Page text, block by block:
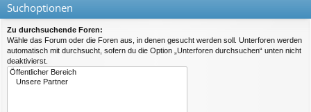
Suchoptionen
Zu durchsuchende Foren:
Wähle das Forum oder die Foren aus, in denen gesucht werden soll. Unterforen werden
automatisch mit durchsucht, sofern du die Option „Unterforen durchsuchen“ unten nicht
deaktivierst.